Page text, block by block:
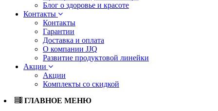
Блог о здоровье и красоте
Контакты
Контакты
Гарантии
Доставка и оплата
О компании JJQ
Развитие продуктовой линейки
Акции
Акции
Комплекты со скидкой
ГЛАВНОЕ МЕНЮ